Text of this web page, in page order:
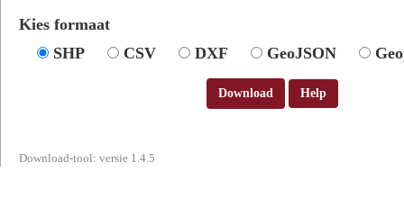
Kies formaat
SHP
CSV DXF GeoJSON
Download Help
Download-tool: versie 1.4.5